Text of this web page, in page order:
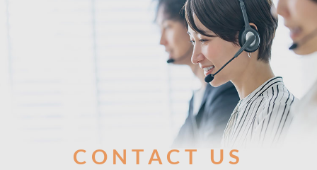
お問合せ
CONTACT US